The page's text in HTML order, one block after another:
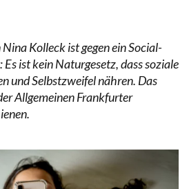
Kolleck ist gegen ein Social-
Es ist kein Naturgesetz, dass soziale
und Selbstzweifel nähren. Das
Allgemeinen Frankfurter